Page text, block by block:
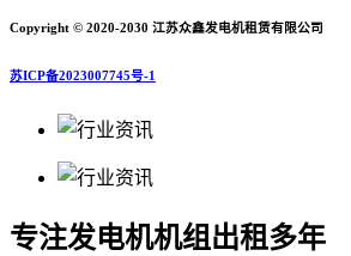
Copyright © 2020-2030 江苏众鑫发电机租赁有限公司
苏ICP备2023007745号-1
专注发电机机组出租多年